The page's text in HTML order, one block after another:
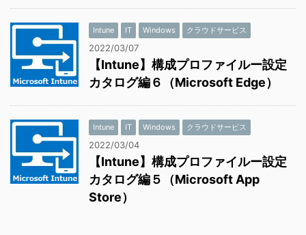
Intune IT Windows クラウドサービス
2022/03/07
【Intune】構成プロファイルー設定
カタログ編６（Microsoft Edge）
Intune IT Windows クラウドサービス
2022/03/04
【Intune】構成プロファイルー設定
カタログ編５（Microsoft App
Store）